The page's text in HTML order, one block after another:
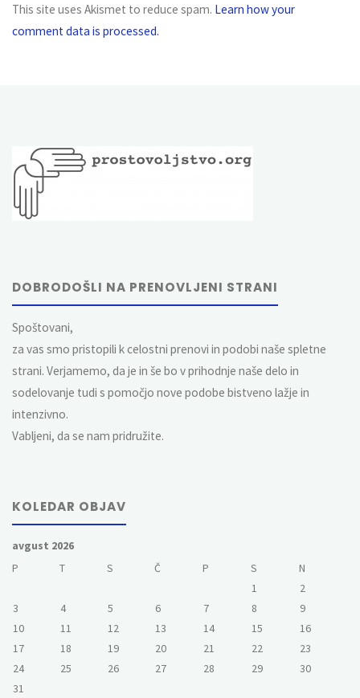
This site uses Akismet to reduce spam. Learn how your
comment data is processed.
DOBRODOŠLI NA PRENOVLJENI STRANI
Spoštovani,
za vas smo pristopili k celostni prenovi in podobi naše spletne
strani. Verjamemo, da je in še bo v prihodnje naše delo in
sodelovanje tudi s pomočjo nove podobe bistveno lažje in
intenzivno.
Vabljeni, da se nam pridružite.
KOLEDAR OBJAV
avgust 2026
P
T S Č P S
N
1
2
3
4 5 6 7 8
9
10
11 12 13 14 15
16
17
18 19 20 21 22
23
24
25 26 27 28 29
30
31